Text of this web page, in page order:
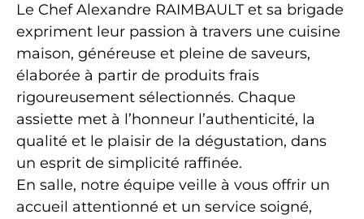
Le Chef Alexandre RAIMBAULT et sa brigade
expriment leur passion à travers une cuisine
maison, généreuse et pleine de saveurs,
élaborée à partir de produits frais
rigoureusement sélectionnés. Chaque
assiette met à l’honneur l’authenticité, la
qualité et le plaisir de la dégustation, dans
un esprit de simplicité raffinée.
En salle, notre équipe veille à vous offrir un
accueil attentionné et un service soigné,